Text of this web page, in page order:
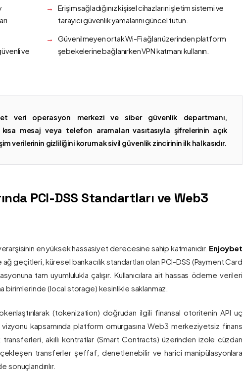
ve
Erişim sağladığınız kişisel cihazların işletim sistemi ve
tarayıcı güvenlik yamalarını güncel tutun.
Güvenilmeyen ortak Wi-Fi ağları üzerinden platform
şebekelerine bağlanırken VPN katmanı kullanın.
veri operasyon merkezi ve siber güvenlik departmanı,
mesaj veya telefon aramaları vasıtasıyla şifrelerinin açık
verilerinin gizliliğini korumak sivil güvenlik zincirinin ilk halkasıdır.
PCI-DSS Standartları ve Web3
en yüksek hassasiyet derecesine sahip katmanıdır. Enjoybet
geçitleri, küresel bankacılık standartları olan PCI-DSS (Payment Card
tam uyumlulukla çalışır. Kullanıcılara ait hassas ödeme verileri
birimlerinde (local storage) kesinlikle saklanmaz.
(tokenization) doğrudan ilgili finansal otoritenin API uç
vizyonu kapsamında platform omurgasına Web3 merkeziyetsiz finans
akıllı kontratlar (Smart Contracts) üzerinden izole cüzdan
transferler şeffaf, denetlenebilir ve harici manipülasyonlara